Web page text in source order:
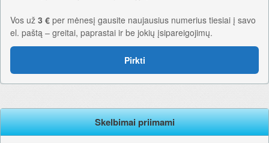
Vos už 3 € per mėnesį gausite naujausius numerius tiesiai į savo
el. paštą – greitai, paprastai ir be jokių įsipareigojimų.
Pirkti
Skelbimai priimami